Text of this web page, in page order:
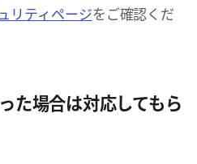
リティページをご確認くだ
た場合は対応してもら